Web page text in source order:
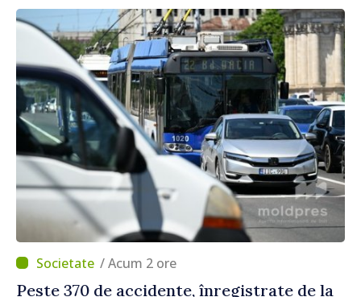
/ Acum 2 ore
Peste 370 de accidente, înregistrate de la